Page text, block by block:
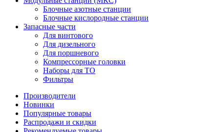
Блочные азотные станции
Блочные кислородные станции
Запасные части
Для винтового
Для дизельного
Для поршневого
Компрессорные головки
Наборы для ТО
Фильтры
Производители
Новинки
Популярные товары
Распродажи и скидки